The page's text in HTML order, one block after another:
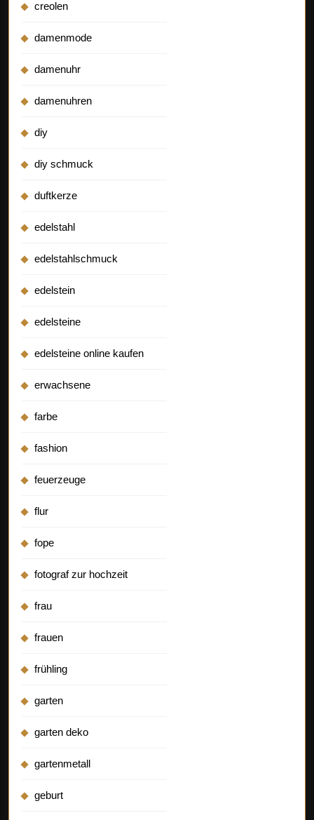
creolen
damenmode
damenuhr
damenuhren
diy
diy schmuck
duftkerze
edelstahl
edelstahlschmuck
edelstein
edelsteine
edelsteine online kaufen
erwachsene
farbe
fashion
feuerzeuge
flur
fope
fotograf zur hochzeit
frau
frauen
frühling
garten
garten deko
gartenmetall
geburt